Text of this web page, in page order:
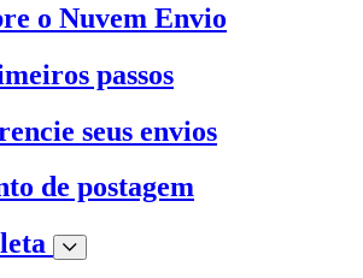
o Nuvem Envio
passos
seus envios
de postagem